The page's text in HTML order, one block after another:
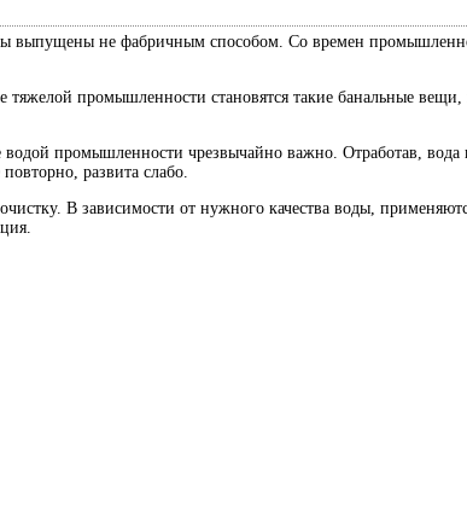
выпущены не фабричным способом. Со времен
промышленности становятся такие банальные вещи,
промышленности чрезвычайно важно. Отработав,
развита слабо.
В зависимости от нужного качества воды,